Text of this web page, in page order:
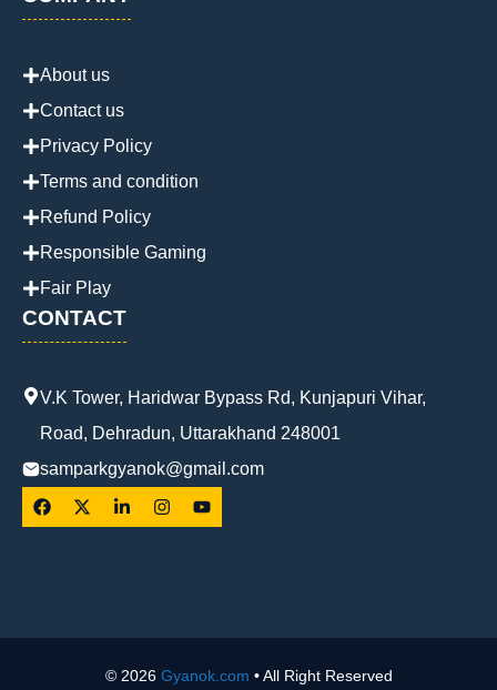
About us
Contact us
Privacy Policy
Terms and condition
Refund Policy
Responsible Gaming
Fair Play
CONTACT
V.K Tower, Haridwar Bypass Rd, Kunjapuri Vihar,
Road, Dehradun, Uttarakhand 248001
samparkgyanok@gmail.com
© 2026 Gyanok.com • All Right Reserved